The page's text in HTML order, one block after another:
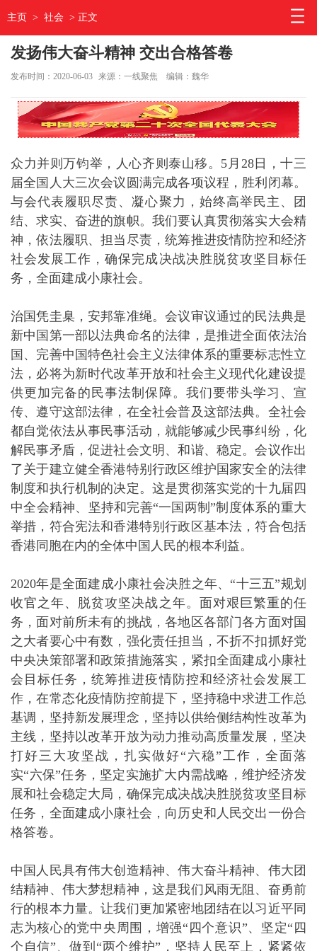
主页 > 社会 > 正文
发扬伟大奋斗精神 交出合格答卷
发布时间：2020-06-03 来源：一线聚焦 编辑：魏华
众力并则万钧举，人心齐则泰山移。5月28日，十三
届全国人大三次会议圆满完成各项议程，胜利闭幕。
与会代表履职尽责、凝心聚力，始终高举民主、团
结、求实、奋进的旗帜。我们要认真贯彻落实大会精
神，依法履职、担当尽责，统筹推进疫情防控和经济
社会发展工作，确保完成决战决胜脱贫攻坚目标任
务，全面建成小康社会。
治国凭圭臬，安邦靠准绳。会议审议通过的民法典是
新中国第一部以法典命名的法律，是推进全面依法治
国、完善中国特色社会主义法律体系的重要标志性立
法，必将为新时代改革开放和社会主义现代化建设提
供更加完备的民事法制保障。我们要带头学习、宣
传、遵守这部法律，在全社会普及这部法典。全社会
都自觉依法从事民事活动，就能够减少民事纠纷，化
解民事矛盾，促进社会文明、和谐、稳定。会议作出
了关于建立健全香港特别行政区维护国家安全的法律
制度和执行机制的决定。这是贯彻落实党的十九届四
中全会精神、坚持和完善“一国两制”制度体系的重大
举措，符合宪法和香港特别行政区基本法，符合包括
香港同胞在内的全体中国人民的根本利益。
2020年是全面建成小康社会决胜之年、“十三五”规划
收官之年、脱贫攻坚决战之年。面对艰巨繁重的任
务，面对前所未有的挑战，各地区各部门各方面对国
之大者要心中有数，强化责任担当，不折不扣抓好党
中央决策部署和政策措施落实，紧扣全面建成小康社
会目标任务，统筹推进疫情防控和经济社会发展工
作，在常态化疫情防控前提下，坚持稳中求进工作总
基调，坚持新发展理念，坚持以供给侧结构性改革为
主线，坚持以改革开放为动力推动高质量发展，坚决
打好三大攻坚战，扎实做好“六稳”工作，全面落
实“六保”任务，坚定实施扩大内需战略，维护经济发
展和社会稳定大局，确保完成决战决胜脱贫攻坚目标
任务，全面建成小康社会，向历史和人民交出一份合
格答卷。
中国人民具有伟大创造精神、伟大奋斗精神、伟大团
结精神、伟大梦想精神，这是我们风雨无阻、奋勇前
行的根本力量。让我们更加紧密地团结在以习近平同
志为核心的党中央周围，增强“四个意识”、坚定“四
个自信”、做到“两个维护”，坚持人民至上，紧紧依